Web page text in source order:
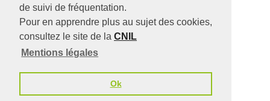
de suivi de fréquentation.
Pour en apprendre plus au sujet des cookies,
consultez le site de la CNIL
Mentions légales
Ok